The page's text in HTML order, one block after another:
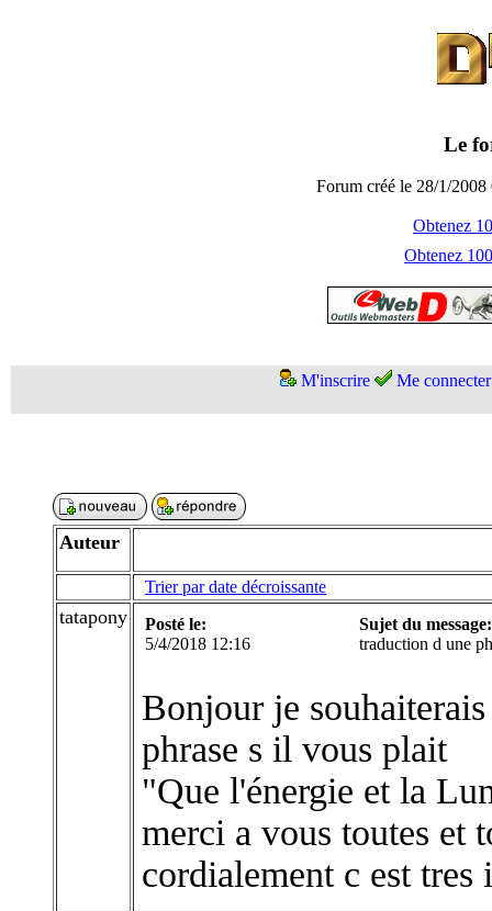
Le
Forum créé le 28/1/
Obtenez
Obtenez
M'inscrire Me connecter
Auteur
Trier par date décroissante
tatapony
Posté le:
5/4/2018 12:16
Sujet du message:
traduction d une
Bonjour je
phrase s il vous plait
"Que l'énergie et la
merci a vous toutes et
cordialement c est